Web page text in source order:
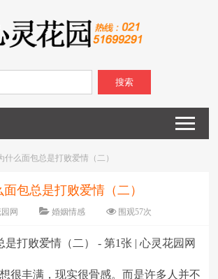
搜索
什么面包总是打败爱情（二）
面包总是打败爱情（二）
网 婚姻情感 围观57次
大 中 小
丰满，现实很骨感。而是许多人并不